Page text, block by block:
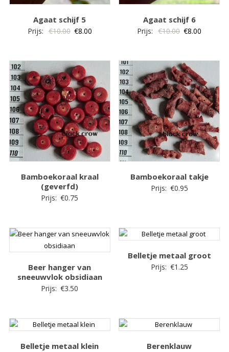
Agaat schijf 5
Prijs: €10.00 Oorspronkelijke
€10.00.
€8.00Huidige
Agaat schijf 6
Prijs: €10.00
€10.00.
€8.00
Bamboekoraal kraal
(geverfd)
Prijs: €0.75
Bamboekoraal takje
Prijs: €0.95
Beer hanger van
sneeuwvlok obsidiaan
Prijs: €3.50
Belletje metaal groot
Prijs: €1.25
Belletje metaal klein Berenklauw